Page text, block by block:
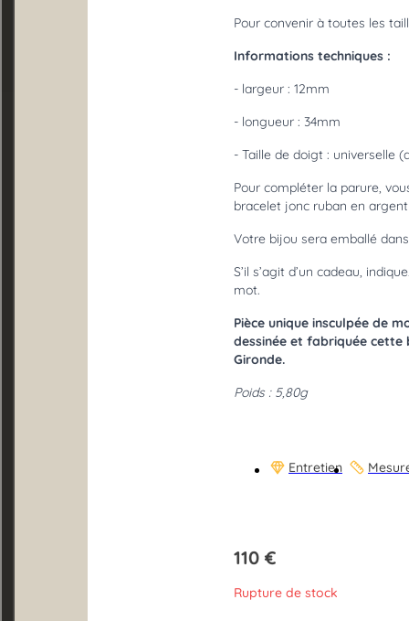
Pour convenir à toutes les
Informations techniques :
- largeur : 12mm
- longueur : 34mm
- Taille de doigt : universelle
Pour compléter la parure,
bracelet jonc ruban en argent
Votre bijou sera emballé
S’il s’agit d’un cadeau,
mot.
Pièce unique insculpée de
dessinée et fabriquée
Gironde.
Poids : 5,80g
Entretien
110 €
Rupture de stock